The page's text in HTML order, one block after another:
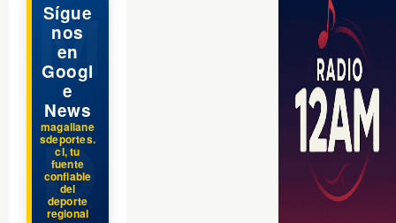
Sígue
nos
en
Googl
e
News
magallane
sdeportes.
cl, tu
fuente
confiable
del
deporte
regional